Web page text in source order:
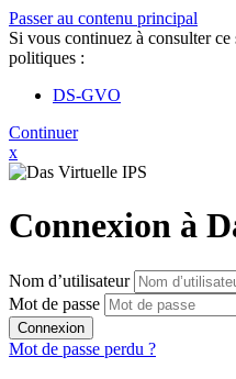
Passer au contenu principal
Si vous continuez à consulter
politiques :
DS-GVO
Continuer
x
Connexion à
Nom d’utilisateur
Mot de passe
Connexion
Mot de passe perdu ?